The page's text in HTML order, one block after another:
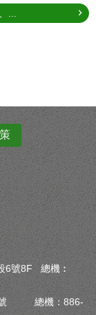
...
6號8F 總機︰
36號 總機：886-